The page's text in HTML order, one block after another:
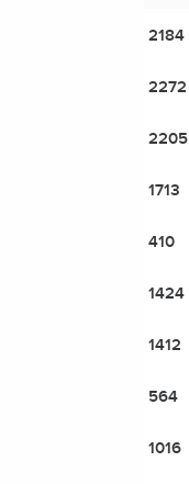
2184
2272
2205
1713
410
1424
1412
564
1016